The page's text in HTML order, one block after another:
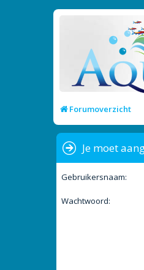
Forumoverzicht
Je moet
Gebruikersnaam:
Wachtwoord: